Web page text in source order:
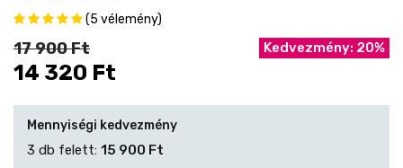
(5 vélemény)
17 900 Ft
14 320 Ft
Kedvezmény: 20%
Mennyiségi kedvezmény
3 db felett: 15 900 Ft